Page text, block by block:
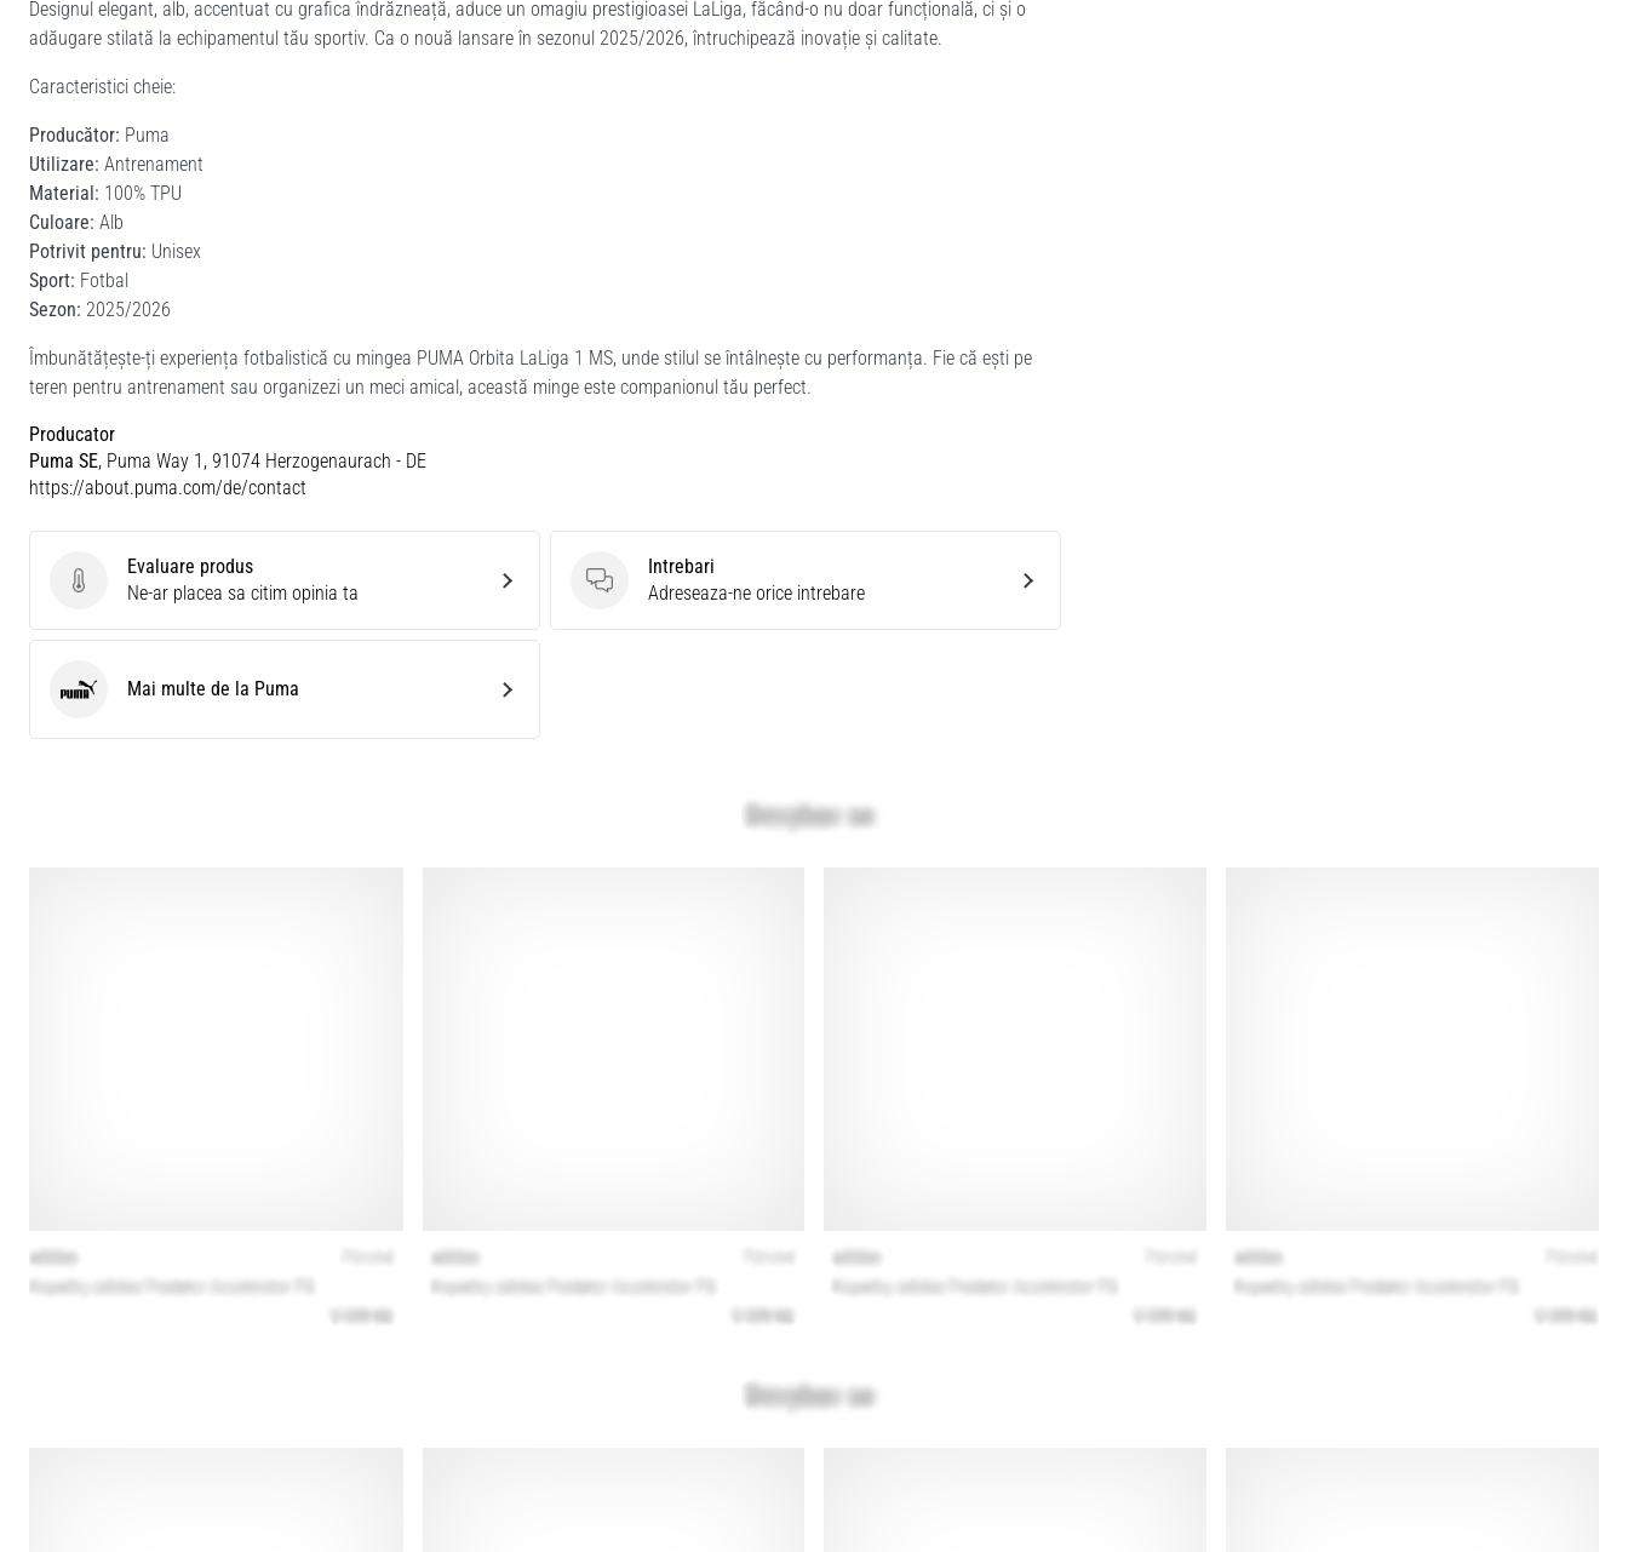
Designul elegant, alb, accentuat cu grafica îndrăzneață, aduce un omagiu prestigioasei LaLiga, făcând-o nu doar funcțională, ci și o
adăugare stilată la echipamentul tău sportiv. Ca o nouă lansare în sezonul 2025/2026, întruchipează inovație și calitate.
Caracteristici cheie:
Producător: Puma
Utilizare: Antrenament
Material: 100% TPU
Culoare: Alb
Potrivit pentru: Unisex
Sport: Fotbal
Sezon: 2025/2026
Îmbunătățește-ți experiența fotbalistică cu mingea PUMA Orbita LaLiga 1 MS, unde stilul se întâlnește cu performanța. Fie că ești pe
teren pentru antrenament sau organizezi un meci amical, această minge este companionul tău perfect.
Producator
Puma SE, Puma Way 1, 91074 Herzogenaurach - DE
https://about.puma.com/de/contact
Evaluare produs
Evaluare produs
Ne-ar placea sa citim opinia ta
Intrebari
Intrebari
Adreseaza-ne orice intrebare
Puma Mai multe de la Puma